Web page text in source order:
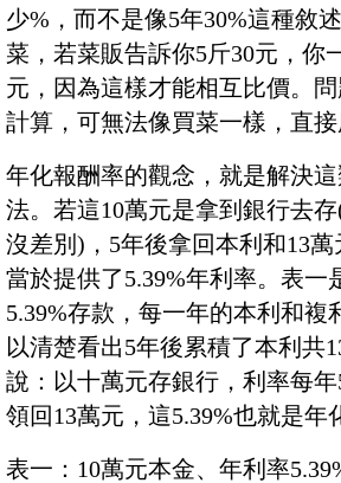
少%，而不是像5年30%這種敘
菜，若菜販告訴你5斤30元，你
元，因為這樣才能相互比價。
計算，可無法像買菜一樣，直接
年化報酬率的觀念，就是解決
法。若這10萬元是拿到銀行去
沒差別)，5年後拿回本利和13
當於提供了5.39%年利率。表一
5.39%存款，每一年的本利和複
以清楚看出5年後累積了本利共
說：以十萬元存銀行，利率每年
領回13萬元，這5.39%也就是年
表一：10萬元本金、年利率